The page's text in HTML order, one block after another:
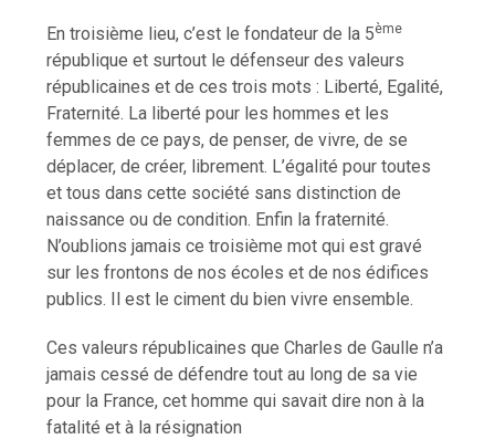
En troisième lieu, c’est le fondateur de la 5ème
république et surtout le défenseur des valeurs
républicaines et de ces trois mots : Liberté, Egalité,
Fraternité. La liberté pour les hommes et les
femmes de ce pays, de penser, de vivre, de se
déplacer, de créer, librement. L’égalité pour toutes
et tous dans cette société sans distinction de
naissance ou de condition. Enfin la fraternité.
N’oublions jamais ce troisième mot qui est gravé
sur les frontons de nos écoles et de nos édifices
publics. Il est le ciment du bien vivre ensemble.
Ces valeurs républicaines que Charles de Gaulle n’a
jamais cessé de défendre tout au long de sa vie
pour la France, cet homme qui savait dire non à la
fatalité et à la résignation